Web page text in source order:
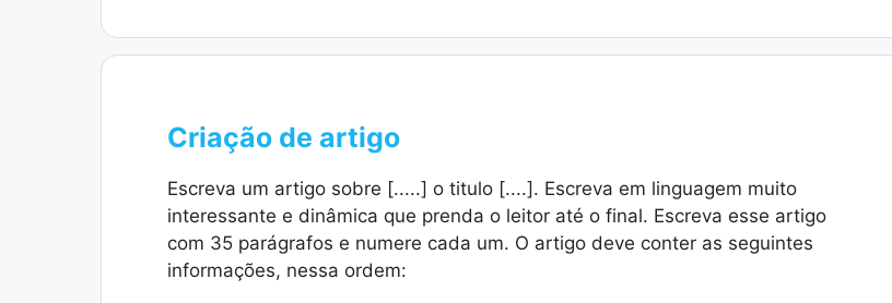
Criação de artigo
Escreva um artigo sobre [.....] o titulo [....]. Escreva em linguagem muito
interessante e dinâmica que prenda o leitor até o final. Escreva esse artigo
com 35 parágrafos e numere cada um. O artigo deve conter as seguintes
informações, nessa ordem: